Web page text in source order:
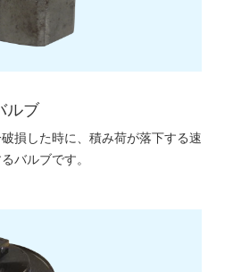
ルブ
損した時に、積み荷が落下する速
バルブです。